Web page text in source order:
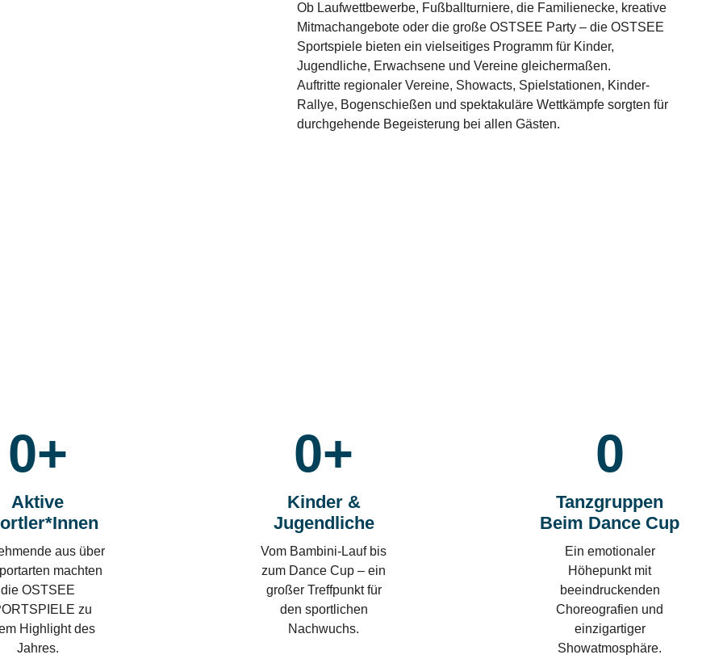
Ob Laufwettbewerbe, Fußballturniere, die Familienecke, kreative
Mitmachangebote oder die große OSTSEE Party – die OSTSEE
Sportspiele bieten ein vielseitiges Programm für Kinder,
Jugendliche, Erwachsene und Vereinegleichermaßen.
Auftritte regionaler Vereine, Showacts, Spielstationen, Kinder-
Rallye, Bogenschießen und spektakuläre Wettkämpfe sorgten für
durchgehende Begeisterung bei allen Gästen.
0+
Aktive
aus über
machten
die OSTSEE
zu
Highlight des
Jahres.
0+
Kinder &
Jugendliche
Vom Bambini-Lauf bis
zum Dance Cup – ein
großer Treffpunkt für
den sportlichen
Nachwuchs.
0
Tanzgruppen
Beim Dance Cup
Ein emotionaler
Höhepunkt mit
beeindruckenden
Choreografien und
einzigartiger
Showatmosphäre.